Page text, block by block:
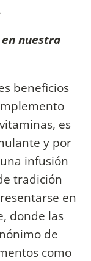
nuestra
beneficios
es
y por
infusión
tradición
en
donde las
de
como